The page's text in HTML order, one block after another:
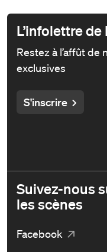
L’infolettre
Restez à l’affût de
exclusives
S'inscrire
Suivez-nous
les scènes
Facebook